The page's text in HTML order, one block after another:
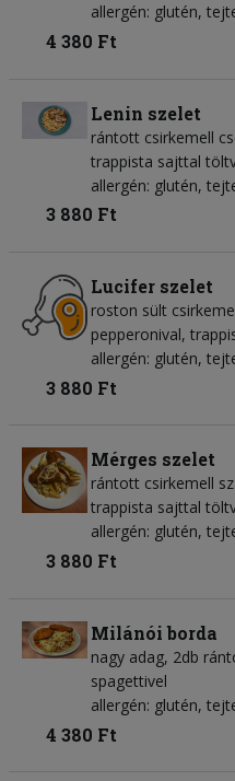
allergén: glutén,
4 380 Ft
Lenin szelet
rántott csirkemell
trappista sajttal
allergén: glutén,
3 880 Ft
Lucifer szelet
roston sült
pepperonival,
allergén: glutén,
3 880 Ft
Mérges szelet
rántott csirkemell
trappista sajttal
allergén: glutén,
3 880 Ft
Milánói borda
nagy adag, 2db
spagettivel
allergén: glutén,
4 380 Ft